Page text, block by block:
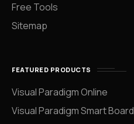
Free Tools
Sitemap
FEATURED PRODUCTS
Visual Paradigm Online
Visual Paradigm Smart Board